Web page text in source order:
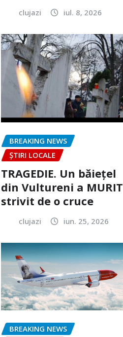
clujazi iul. 8, 2026
BREAKING NEWS
ȘTIRI LOCALE
TRAGEDIE. Un băiețel
din Vultureni a MURIT
strivit de o cruce
clujazi iun. 25, 2026
BREAKING NEWS